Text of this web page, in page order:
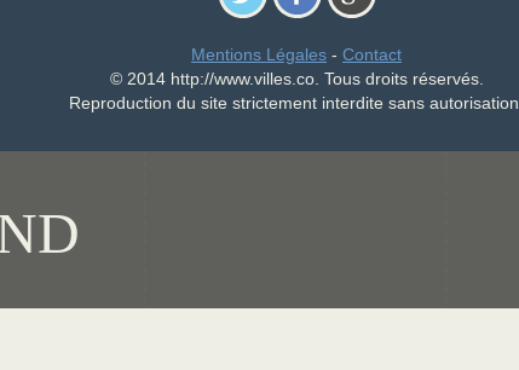
Mentions Légales - Contact
© 2014 http://www.villes.co. Tous droits réservés.
Reproduction du site strictement interdite sans autorisation.